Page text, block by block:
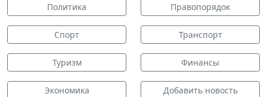
Политика Правопорядок
Спорт Транспорт
Туризм Финансы
Экономика Добавить новость